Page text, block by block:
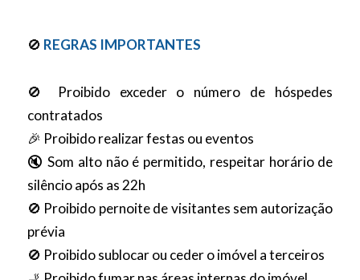
🚫 REGRAS IMPORTANTES
🚫 Proibido exceder o número de hóspedes
contratados
🎉 Proibido realizar festas ou eventos
🔇 Som alto não é permitido, respeitar horário de
silêncio após as 22h
🚫 Proibido pernoite de visitantes sem autorização
prévia
🚫 Proibido sublocar ou ceder o imóvel a terceiros